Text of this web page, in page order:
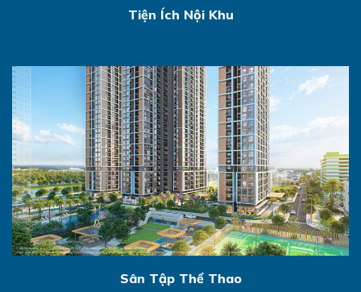
Tiện Ích Nội Khu
Sân Tập Thể Thao